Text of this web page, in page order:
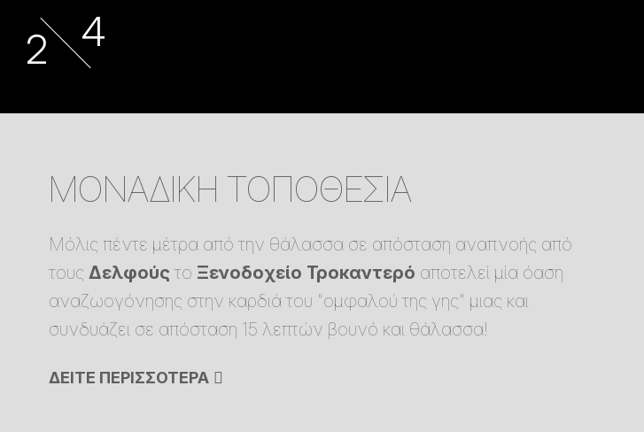
ΜΟΝΑΔΙΚΗ ΤΟΠΟΘΕΣΙΑ
Μόλις πέντε μέτρα από την θάλασσα σε απόσταση αναπνοής από
τους Δελφούςτο Ξενοδοχείο Τροκαντερό αποτελεί μία όαση
αναζωογόνησης στην καρδιά του "ομφαλού της γης" μιας και
συνδυάζει σε απόσταση 15 λεπτών βουνό και θάλασσα!
ΔΕΙΤΕ ΠΕΡΙΣΣΟΤΕΡΑ